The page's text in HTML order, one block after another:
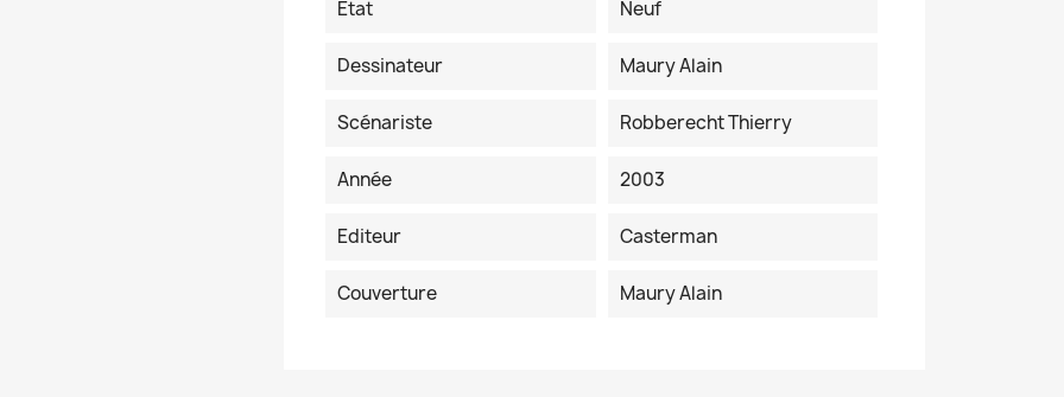
Etat
Neuf
Dessinateur Maury Alain
Scénariste Robberecht Thierry
Année 2003
Editeur Casterman
Couverture Maury Alain